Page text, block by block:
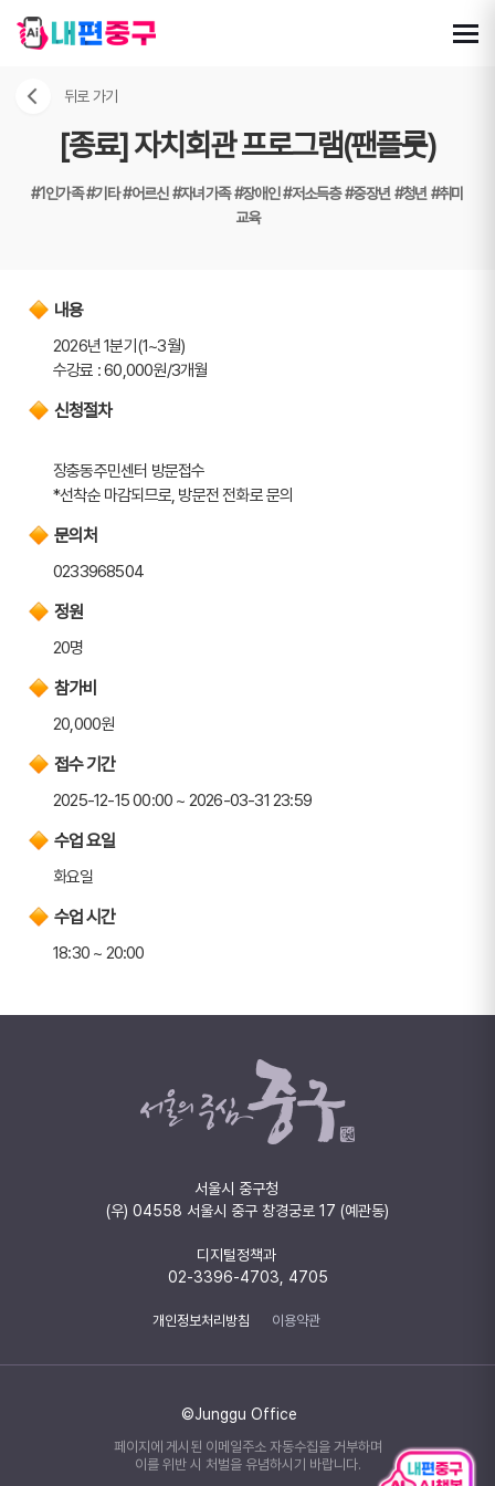
뒤로 가기
[종료] 자치회관 프로그램(팬플룻)
#1인가족#기타#어르신#자녀가족#장애인#저소득층#중장년#청년#취미
교육
내용
2026년 1분기(1~3월)
수강료 : 60,000원/3개월
신청절차
장충동주민센터 방문접수
*선착순 마감되므로, 방문전 전화로 문의
문의처
0233968504
정원
20명
참가비
20,000원
접수 기간
2025-12-15 00:00 ~ 2026-03-31 23:59
수업 요일
화요일
수업 시간
18:30 ~ 20:00
서울시 중구청
(우) 04558 서울시 중구 창경궁로 17 (예관동)
디지털정책과
02-3396-4703, 4705
개인정보처리방침 이용약관
©Junggu Office
페이지에 게시된 이메일주소 자동수집을 거부하며
이를 위반 시 처벌을 유념하시기 바랍니다.